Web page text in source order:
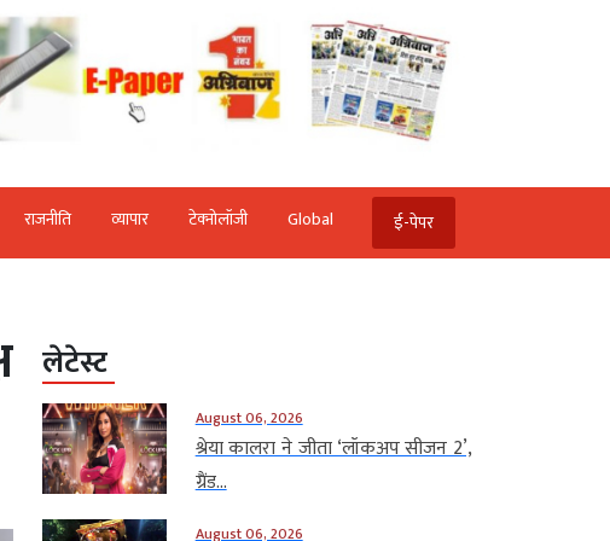
राजनीति व्‍यापार टेक्‍नोलॉजी Global ई-पेपर
लेटेस्ट
August 06, 2026
श्रेया कालरा ने जीता ‘लॉकअप सीजन 2’,
ग्रैंड...
August 06, 2026